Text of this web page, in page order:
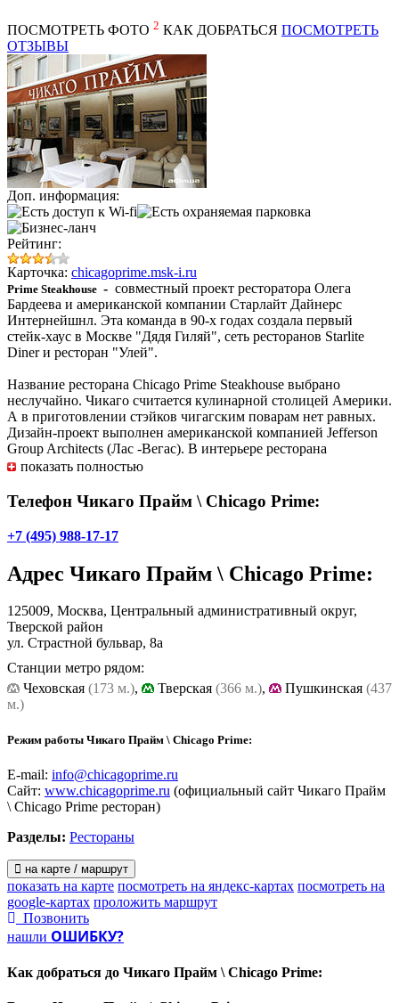
ПОСМОТРЕТЬ ФОТО 2 КАК ДОБРАТЬСЯ ПОСМОТРЕТЬ
ОТЗЫВЫ
Доп. информация:
Рейтинг:
Карточка: chicagoprime.msk-i.ru
Prime Steakhouse - совместный проект ресторатора Олега
Бардеева и американской компании Старлайт Дайнерс
Интернейшнл. Эта команда в 90-х годах создала первый
стейк-хаус в Москве "Дядя Гиляй", сеть ресторанов Starlite
Diner и ресторан "Улей".
Название ресторана Chicago Prime Steakhouse выбрано
неслучайно. Чикаго считается кулинарной столицей Америки.
А в приготовлении стэйков чигагским поварам нет равных.
Дизайн-проект выполнен американской компанией Jefferson
Group Architects (Лас -Вегас). В интерьере ресторана
доминируют оттенки теплого коричневого цвета. Люстры в
составляющие создают атмосферу комфорта.
Исходя из концепции Chicago Prime Steakhouse, в меню
представлен большой выбор стейков исключительно из
рыбы и морепродуктов тоже найдут для себя здесь много
ассортименту блюд московский стейк - хаус Chicago Prime
отличается от привычных классических стэйк - хаусов. В
винной карте ресторана мировая коллекция вин к любому
Steakhouse, можно большой компанией смотреть спортивные
трансляции. Бизнес-ланч - с 12.00 до 17.00.
проведения различных мероприятий, таких как банкеты,
рассчитан на двести мест, есть также приватный кабинет на
тридцать человек.
показать полностью
Телефон Чикаго Прайм \ Chicago Prime:
+7 (495) 988-17-17
Адрес Чикаго Прайм \ Chicago Prime:
125009, Москва, Центральный административный округ,
Тверской район
ул. Страстной бульвар, 8а
Станции метро рядом:
Чеховская (173 м.), Тверская (366 м.), Пушкинская (437
м.)
Режим работы Чикаго Прайм \ Chicago Prime:
E-mail: info@chicagoprime.ru
Сайт: www.chicagoprime.ru (официальный сайт Чикаго Прайм
\ Chicago Prime ресторан)
Разделы: Рестораны
на карте / маршрут
показать на карте посмотреть на яндекс-картах посмотреть на
google-картах проложить маршрут
Позвонить
нашли ОШИБКУ?
Как добраться до Чикаго Прайм \ Chicago Prime: